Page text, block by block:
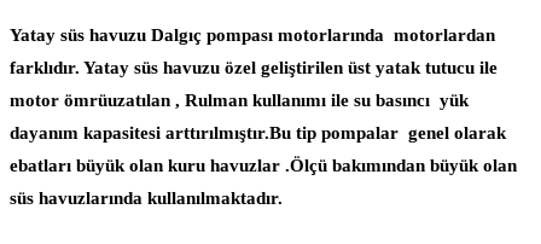
Yatay süs havuzu Dalgıç pompası motorlarında motorlardan
farklıdır. Yatay süs havuzu özel geliştirilen üst yatak tutucu ile
motor ömrüuzatılan , Rulman kullanımı ile su basıncı yük
dayanım kapasitesi arttırılmıştır.Bu tip pompalar genel olarak
ebatları büyük olan kuru havuzlar .Ölçü bakımından büyük olan
süs havuzlarında kullanılmaktadır.